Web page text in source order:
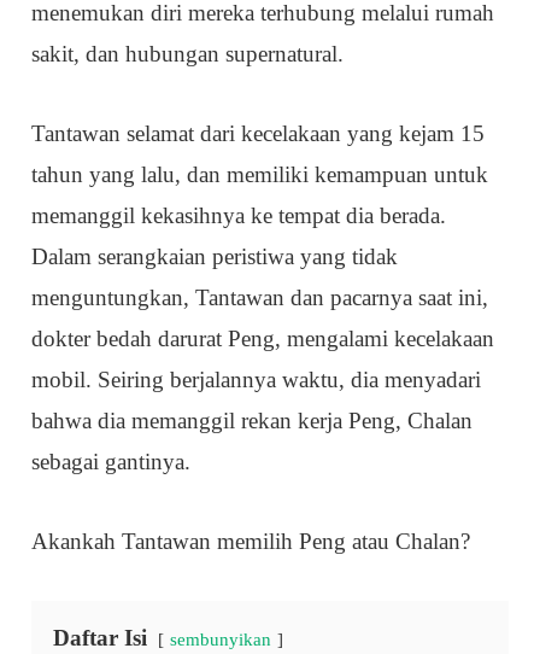
menemukan diri mereka terhubung melalui rumah
sakit, dan hubungan supernatural.
Tantawan selamat dari kecelakaan yang kejam 15
tahun yang lalu, dan memiliki kemampuan untuk
memanggil kekasihnya ke tempat dia berada.
Dalam serangkaian peristiwa yang tidak
menguntungkan, Tantawan dan pacarnya saat ini,
dokter bedah darurat Peng, mengalami kecelakaan
mobil. Seiring berjalannya waktu, dia menyadari
bahwa dia memanggil rekan kerja Peng, Chalan
sebagai gantinya.
Akankah Tantawan memilih Peng atau Chalan?
Daftar Isi sembunyikan